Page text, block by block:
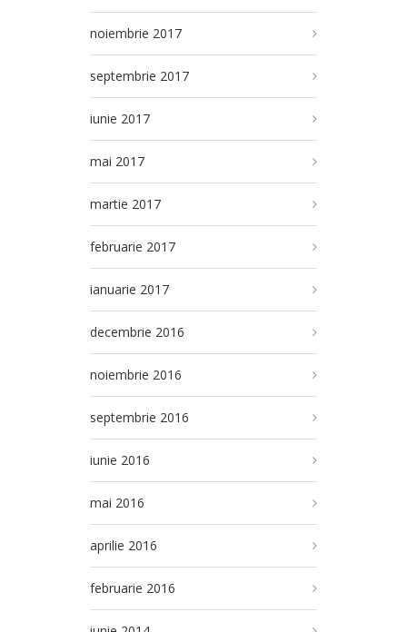
noiembrie 2017
septembrie 2017
iunie 2017
mai 2017
martie 2017
februarie 2017
ianuarie 2017
decembrie 2016
noiembrie 2016
septembrie 2016
iunie 2016
mai 2016
aprilie 2016
februarie 2016